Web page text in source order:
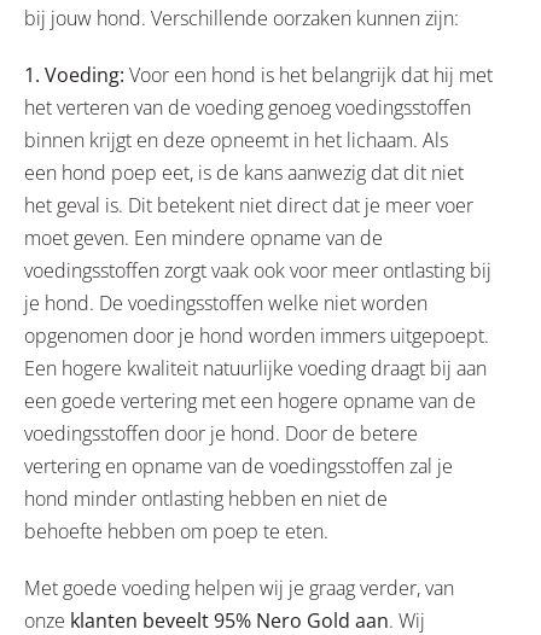
bij jouw hond. Verschillende oorzaken kunnen zijn:
1. Voeding: Voor een hond is het belangrijk dat hij met
het verteren van de voeding genoeg voedingsstoffen
binnen krijgt en deze opneemt in het lichaam. Als
een hond poep eet, is de kans aanwezig dat dit niet
het geval is. Dit betekent niet direct dat je meer voer
moet geven. Een mindere opname van de
voedingsstoffen zorgt vaak ook voor meer ontlasting bij
je hond. De voedingsstoffen welke niet worden
opgenomen door je hond worden immers uitgepoept.
Een hogere kwaliteit natuurlijke voeding draagt bij aan
een goede vertering met een hogere opname van de
voedingsstoffen door je hond. Door de betere
vertering en opname van de voedingsstoffen zal je
hond minder ontlasting hebben en niet de
behoefte hebben om poep te eten.
Met goede voeding helpen wij je graag verder, van
onze klanten beveelt 95% Nero Gold aan. Wij